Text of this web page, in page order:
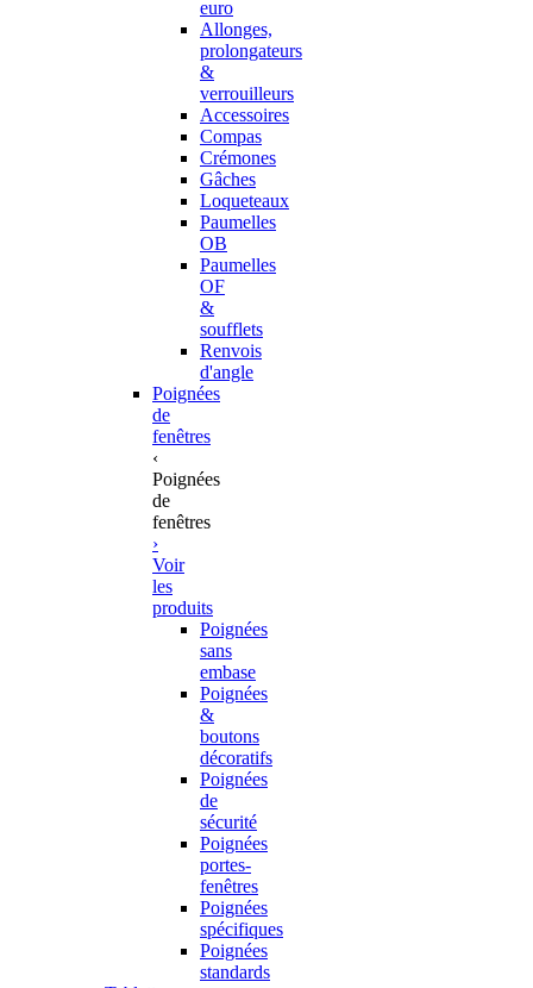
euro
Allonges,
prolongateurs
&
verrouilleurs
Accessoires
Compas
Crémones
Gâches
Loqueteaux
Paumelles
OB
Paumelles
OF
&
soufflets
Renvois
d'angle
Poignées
de
fenêtres
‹
Poignées
de
fenêtres
›
Voir
les
produits
Poignées
sans
embase
Poignées
&
boutons
décoratifs
Poignées
de
sécurité
Poignées
portes-
fenêtres
Poignées
spécifiques
Poignées
standards